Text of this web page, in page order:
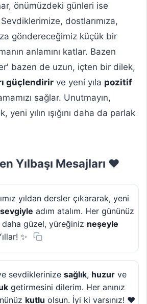
önümüzdeki günleri ise
Sevdiklerimize, dostlarımıza,
göndereceğimiz küçük bir
anlamını katlar. Bazen
bazen de uzun, içten bir dilek,
güçlendirir ve yeni yıla pozitif
sağlar. Unutmayın,
yeni yılın ışığını daha da parlak
Yılbaşı Mesajları ❤️
yıldan dersler çıkararak, yeni
sevgiyle adım atalım. Her gününüz
güzel, yüreğiniz neşeyle
✨
sevdiklerinize sağlık, huzur ve
getirmesini dilerim. Her anınız
kutlu olsun. İyi ki varsınız! ❤️